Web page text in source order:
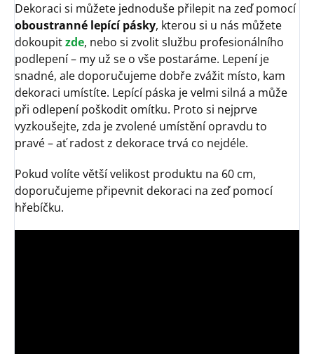
Dekoraci si můžete jednoduše přilepit na zeď pomocí
oboustranné lepící pásky, kterou si u nás můžete
dokoupitzde, nebo si zvolit službu profesionálního
podlepení – my už se o vše postaráme. Lepení je
snadné, ale doporučujeme dobře zvážit místo, kam
dekoraci umístíte. Lepící páska je velmi silná a může
při odlepení poškodit omítku. Proto si nejprve
vyzkoušejte, zda je zvolené umístění opravdu to
pravé – ať radost z dekorace trvá co nejdéle.
Pokud volíte větší velikost produktu na 60 cm,
doporučujeme připevnit dekoraci na zeď pomocí
hřebíčku.